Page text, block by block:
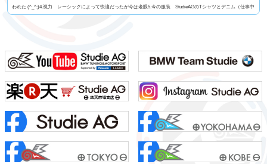
われた (^_^;)4.視力 レーシックによって快適だったが今は老眼5.今の服装 StudieAGのTシャツとデニム（仕事中